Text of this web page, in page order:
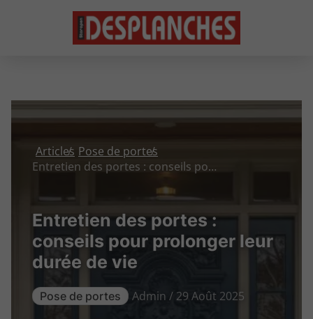
Articles Pose de portes
Entretien des portes : conseils pour prolonger leur durée de vie
Entretien des portes :
conseils pour prolonger leur
durée de vie
Pose de portes Admin / 29 Août 2025